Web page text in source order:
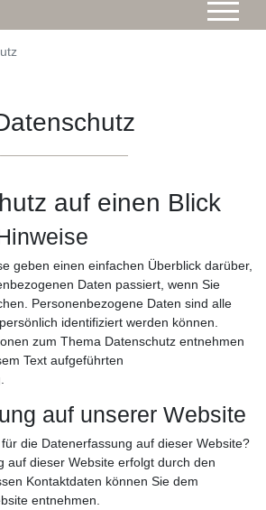
auf einen Blick
geben einen einfachen Überblick darüber,
Daten passiert, wenn Sie
Personenbezogene Daten sind alle
identifiziert werden können.
zum Thema Datenschutz entnehmen
Text aufgeführten
auf unserer Website
die Datenerfassung auf dieser Website?
auf dieser Website erfolgt durch den
Kontaktdaten können Sie dem
entnehmen.